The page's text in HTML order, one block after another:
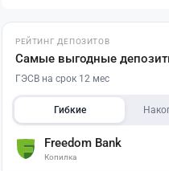
РЕЙТИНГ ДЕПОЗИТОВ
Самые выгодные
ГЭСВ на срок 12 мес
Гибкие
Freedom Bank
Копилка